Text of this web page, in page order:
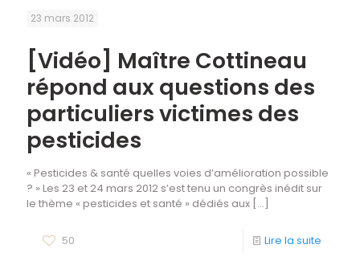
23 mars 2012
[Vidéo] Maître Cottineau
répond aux questions des
particuliers victimes des
pesticides
« Pesticides & santé quelles voies d’amélioration possible
? » Les 23 et 24 mars 2012 s’est tenu un congrès inédit sur
le thème « pesticides et santé » dédiés aux […]
50 Lire la suite